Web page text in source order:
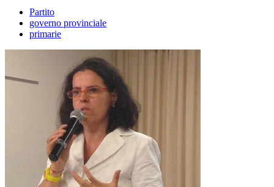
Partito
governo provinciale
primarie